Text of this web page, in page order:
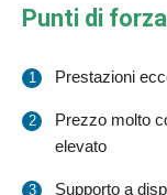
Punti di forza
Prestazioni
Prezzo molto
elevato
Supporto a